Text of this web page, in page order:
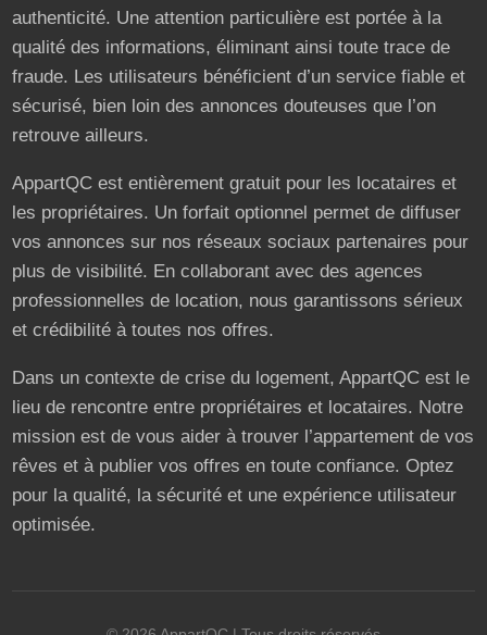
authenticité. Une attention particulière est portée à la
qualité des informations, éliminant ainsi toute trace de
fraude. Les utilisateurs bénéficient d’un service fiable et
sécurisé, bien loin des annonces douteuses que l’on
retrouve ailleurs.
AppartQC est entièrement gratuit pour les locataires et
les propriétaires. Un forfait optionnel permet de diffuser
vos annonces sur nos réseaux sociaux partenaires pour
plus de visibilité. En collaborant avec des agences
professionnelles de location, nous garantissons sérieux
et crédibilité à toutes nos offres.
Dans un contexte de crise du logement, AppartQC est le
lieu de rencontre entre propriétaires et locataires. Notre
mission est de vous aider à trouver l’appartement de vos
rêves et à publier vos offres en toute confiance. Optez
pour la qualité, la sécurité et une expérience utilisateur
optimisée.